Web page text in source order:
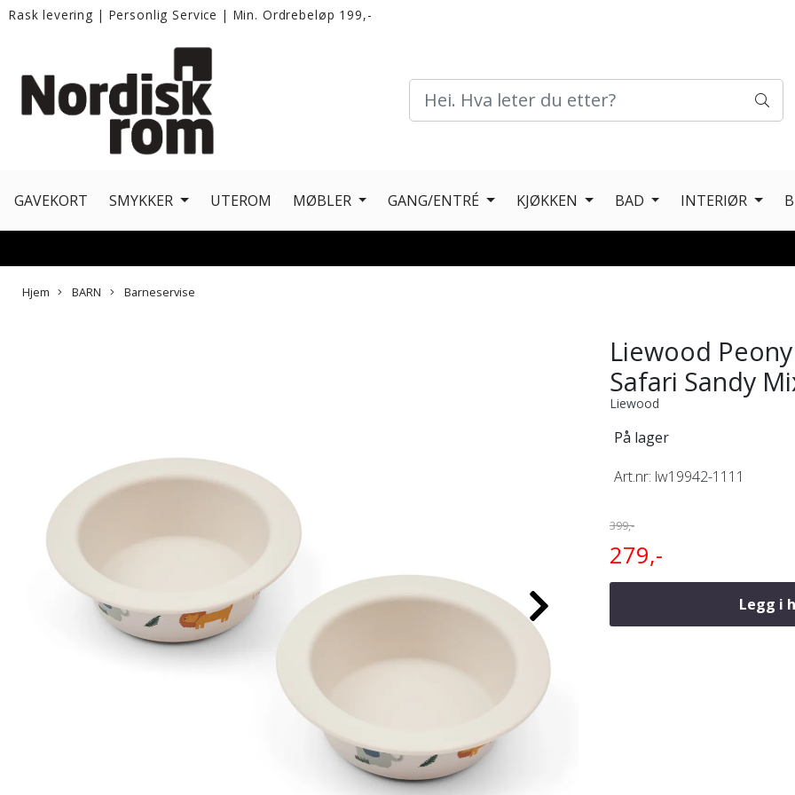
Rask levering | Personlig Service | Min. Ordrebeløp 199,-
GAVEKORT SMYKKER UTEROM MØBLER GANG/ENTRÉ KJØKKEN BAD INTERIØR
Hjem BARN Barneservise
Liewood
Safari Sandy
Liewood
På lager
Art.nr: lw19942-1111
399,-
279,-
Legg i